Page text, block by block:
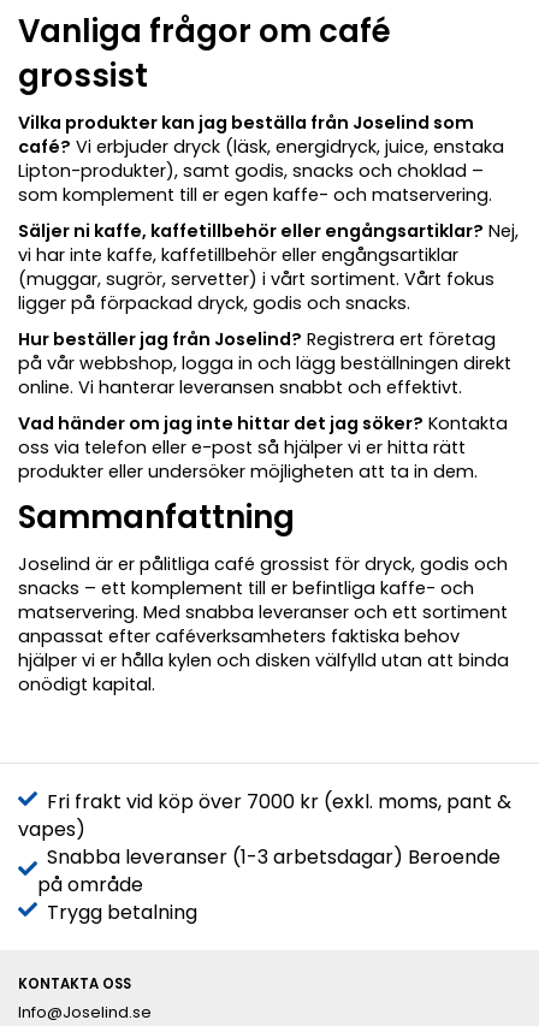
Vanliga frågor om café
grossist
Vilka produkter kan jag beställa från Joselind som
café? Vi erbjuder dryck (läsk, energidryck, juice, enstaka
Lipton-produkter), samt godis, snacks och choklad –
som komplement till er egen kaffe- och matservering.
Säljer ni kaffe, kaffetillbehör eller engångsartiklar? Nej,
vi har inte kaffe, kaffetillbehör eller engångsartiklar
(muggar, sugrör, servetter) i vårt sortiment. Vårt fokus
ligger på förpackad dryck, godis och snacks.
Hur beställer jag från Joselind? Registrera ert företag
på vår webbshop, logga in och lägg beställningen direkt
online. Vi hanterar leveransen snabbt och effektivt.
Vad händer om jag inte hittar det jag söker? Kontakta
oss via telefon eller e-post så hjälper vi er hitta rätt
produkter eller undersöker möjligheten att ta in dem.
Sammanfattning
Joselind är er pålitliga café grossist för dryck, godis och
snacks – ett komplement till er befintliga kaffe- och
matservering. Med snabba leveranser och ett sortiment
anpassat efter caféverksamheters faktiska behov
hjälper vi er hålla kylen och disken välfylld utan att binda
onödigt kapital.
Fri frakt vid köp över 7000 kr (exkl. moms, pant &
vapes)
Snabba leveranser (1-3 arbetsdagar) Beroende
på område
Trygg betalning
KONTAKTA OSS
Info@Joselind.se